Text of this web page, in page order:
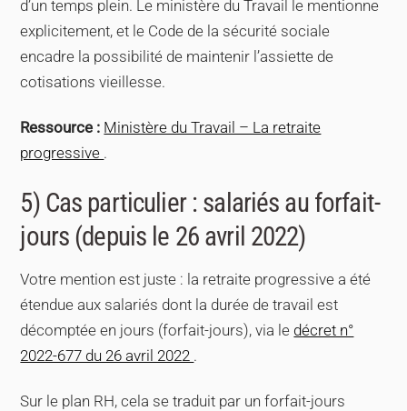
d’un temps plein. Le ministère du Travail le mentionne
explicitement, et le Code de la sécurité sociale
encadre la possibilité de maintenir l’assiette de
cotisations vieillesse.
Ressource : Ministère du Travail – La retraite
progressive .
5) Cas particulier : salariés au forfait-
jours (depuis le 26 avril 2022)
Votre mention est juste : la retraite progressive a été
étendue aux salariés dont la durée de travail est
décomptée en jours (forfait-jours), via le décret n°
2022-677 du 26 avril 2022 .
Sur le plan RH, cela se traduit par un forfait-jours